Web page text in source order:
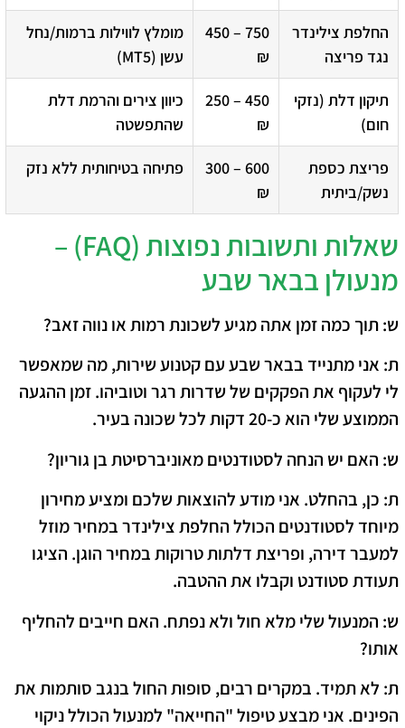
החלפת צילינדר
נגד פריצה
450 – 750
₪
מומלץ לווילות ברמות/נחל
עשן (MT5)
תיקון דלת (נזקי
חום)
250 – 450
₪
כיוון צירים והרמת דלת
שהתפשטה
פריצת כספת
נשק/ביתית
300 – 600
₪
פתיחה בטיחותית ללא נזק
שאלות ותשובות נפוצות (FAQ) –
מנעולן בבאר שבע
ש: תוך כמה זמן אתה מגיע לשכונת רמות או נווה זאב?
ת: אני מתנייד בבאר שבע עם קטנוע שירות, מה שמאפשר
לי לעקוף את הפקקים של שדרות רגר וטוביהו. זמן ההגעה
הממוצע שלי הוא כ-20 דקות לכל שכונה בעיר.
ש: האם יש הנחה לסטודנטים מאוניברסיטת בן גוריון?
ת: כן, בהחלט. אני מודע להוצאות שלכם ומציע מחירון
מיוחד לסטודנטים הכולל החלפת צילינדר במחיר מוזל
למעבר דירה, ופריצת דלתות טרוקות במחיר הוגן. הציגו
תעודת סטודנט וקבלו את ההטבה.
ש: המנעול שלי מלא חול ולא נפתח. האם חייבים להחליף
אותו?
ת: לא תמיד. במקרים רבים, סופות החול בנגב סותמות את
הפינים. אני מבצע טיפול "החייאה" למנעול הכולל ניקוי